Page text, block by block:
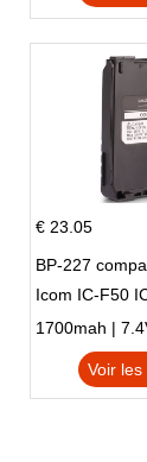
€ 23.05
BP-227
Icom IC-F50
IC-F61 IC-M87
1700mah |
Voir les